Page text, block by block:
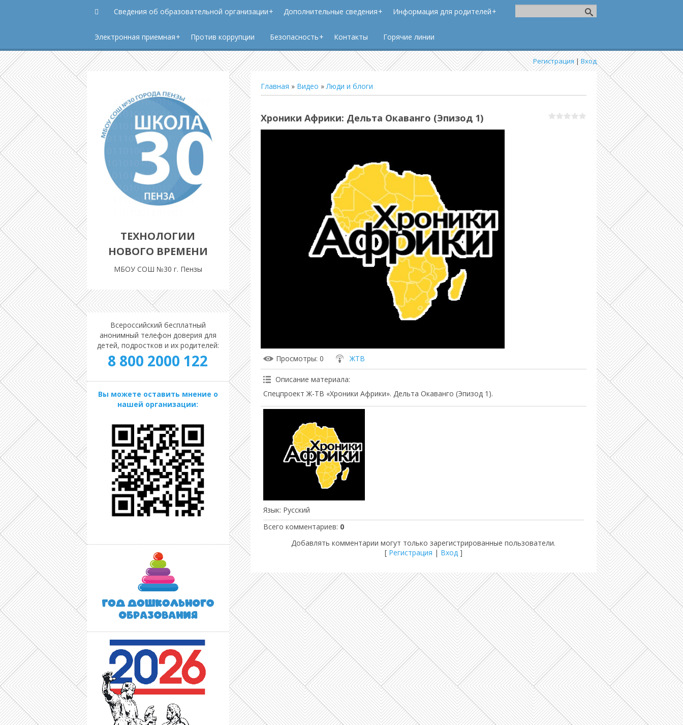
Сведения об образовательной организации Дополнительные сведения Информация для родителей
Электронная приемная Против коррупции Безопасность Контакты Горячие линии
Регистрация|Вход
ТЕХНОЛОГИИ
НОВОГО ВРЕМЕНИ
МБОУ СОШ №30 г. Пензы
Главная » Видео »Люди и блоги
Хроники Африки: Дельта Окаванго (Эпизод 1)
Просмотры: 0 ЖТВ
Описание материала:
Спецпроект Ж-ТВ «Хроники Африки». Дельта Окаванго (Эпизод 1).
Язык: Русский
Всего комментариев: 0
Добавлять комментарии могут только зарегистрированные пользователи.
[ Регистрация | Вход]
Всероссийский бесплатный
анонимный телефон доверия для
детей, подростков и их родителей:
8 800 2000 122
Вы можете оставить мнение о
нашей организации: